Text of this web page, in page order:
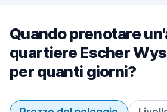
Quando prenotare
quartiere Escher
per quanti giorni?